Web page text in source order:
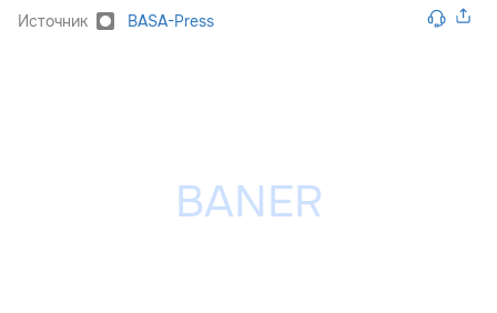
Источник BASA-Press